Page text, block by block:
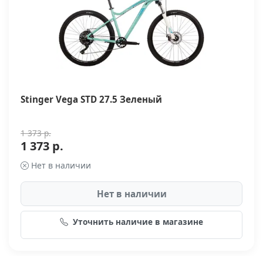
Stinger Vega STD 27.5 Зеленый
1 373 р.
1 373 р.
Нет в наличии
Нет в наличии
Уточнить наличие в магазине